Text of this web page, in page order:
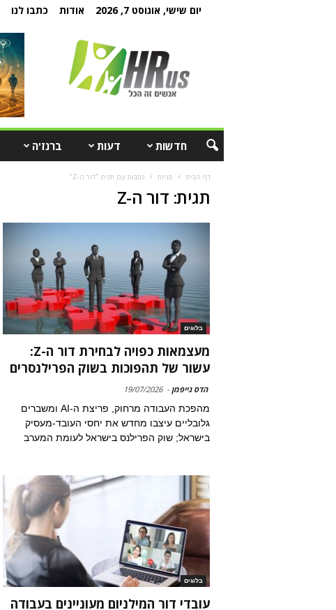
יום שישי, אוגוסט 7, 2026 אודות כתבו לנו
חדשות דעות ברנז'ה
דף הבית תגיות כתבות עם תגית "דור ה-Z"
תגית: דור ה-Z
בלוגים
מעצמאות כפויה לבחירת דור ה-Z:
עשור של תהפוכות בשוק הפרילנסרים
הדס גייפמן -
19/07/2026
מהפכת העבודה מרחוק, פריצת ה-AI ומשברים
גלובליים עיצבו מחדש את יחסי העובד-מעסיק
בישראל; שוק הפרילנס בישראל לעומת המערב
בלוגים
עובדי דור המילניום מעוניינים בעבודה